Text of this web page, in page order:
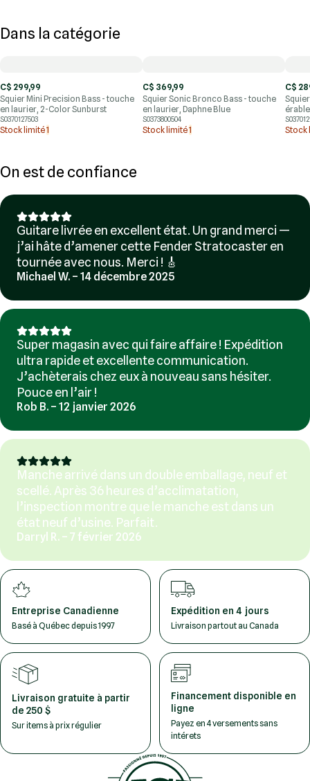
Dans la catégorie
C$ 299,99
Squier Mini Precision Bass - touche
en laurier, 2-Color Sunburst
S0370127503
Stock limité1
C$ 369,99
Squier Sonic Bronco Bass - touche
en laurier, Daphne Blue
S0373800504
Stock limité1
C$
Stock
On est de confiance
Guitare livrée en excellent état. Un grand merci —
j’ai hâte d’amener cette Fender Stratocaster en
tournée avec nous. Merci ! 🎸
Michael W. – 14 décembre 2025
Super magasin avec qui faire affaire ! Expédition
ultra rapide et excellente communication.
J’achèterais chez eux à nouveau sans hésiter.
Pouce en l’air !
Rob B. – 12 janvier 2026
Manche arrivé dans un double emballage, neuf et
scellé. Après 36 heures d’acclimatation,
l’inspection montre que le manche est dans un
état neuf d’usine. Parfait.
Darryl R. – 7 février 2026
Entreprise Canadienne
Basé à Québec depuis 1997
Expédition en 4 jours
Livraison partout au Canada
Livraison gratuite à partir
de 250 $
Sur items à prix régulier
Financement disponible en
ligne
Payez en 4 versements sans
intérets